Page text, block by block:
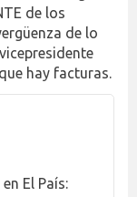
de los
de lo
hay facturas.
El País: